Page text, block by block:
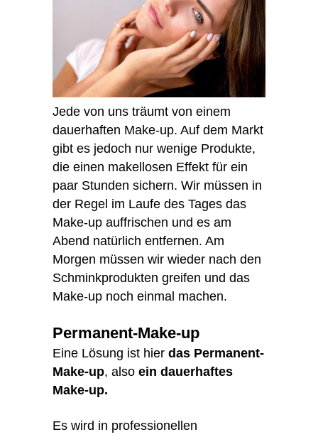
Jede von uns träumt von einem
dauerhaften Make-up. Auf dem Markt
gibt es jedoch nur wenige Produkte,
die einen makellosen Effekt für ein
paar Stunden sichern. Wir müssen in
der Regel im Laufe des Tages das
Make-up auffrischen und es am
Abend natürlich entfernen. Am
Morgen müssen wir wieder nach den
Schminkprodukten greifen und das
Make-up noch einmal machen.
Permanent-Make-up
Eine Lösung ist hier das Permanent-
Make-up, also ein dauerhaftes
Make-up.
Es wird in professionellen